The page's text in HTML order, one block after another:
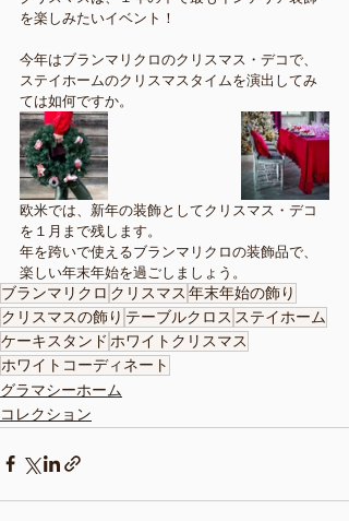
を楽しみたいイベント！
今年はブランマリクロのクリスマス・デコで、
ステイホームのクリスマスタイムを演出してみ
ては如何ですか。
欧米では、新年の装飾としてクリスマス・デコ
を１月まで残します。
年を跨いで使えるブランマリクロの装飾品で、
楽しい年末年始を過ごしましょう。
ブランマリクロ クリスマス 年末年始の飾り
クリスマスの飾り テーブルクロス ステイホーム
ケーキスタンド ホワイトクリスマス
ホワイトコーディネート
グラマシーホーム
コレクション